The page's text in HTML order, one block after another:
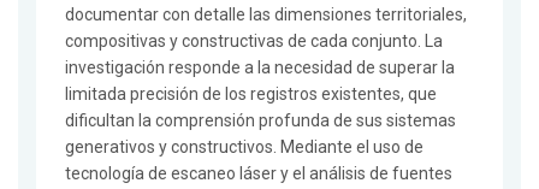
documentar con detalle las dimensiones territoriales,
compositivas y constructivas de cada conjunto. La
investigación responde a la necesidad de superar la
limitada precisión de los registros existentes, que
dificultan la comprensión profunda de sus sistemas
generativos y constructivos. Mediante el uso de
tecnología de escaneo láser y el análisis de fuentes